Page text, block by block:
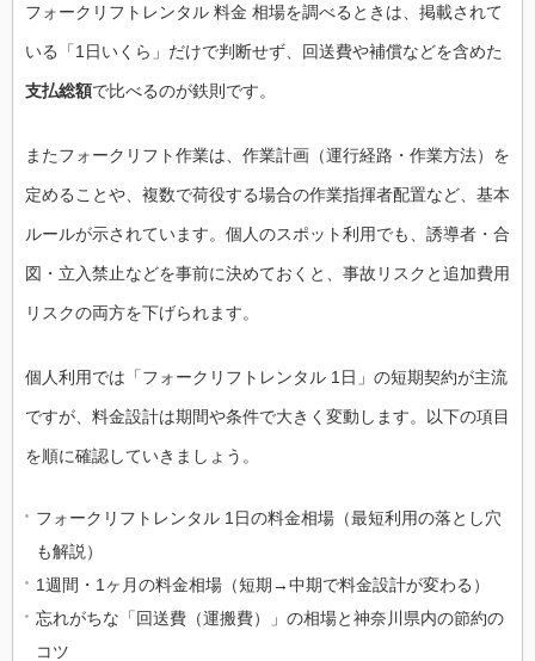
フォークリフトレンタル 料金 相場を調べるときは、掲載されて
いる「1日いくら」だけで判断せず、回送費や補償などを含めた
支払総額で比べるのが鉄則です。
またフォークリフト作業は、作業計画（運行経路・作業方法）を
定めることや、複数で荷役する場合の作業指揮者配置など、基本
ルールが示されています。個人のスポット利用でも、誘導者・合
図・立入禁止などを事前に決めておくと、事故リスクと追加費用
リスクの両方を下げられます。
個人利用では「フォークリフトレンタル 1日」の短期契約が主流
ですが、料金設計は期間や条件で大きく変動します。以下の項目
を順に確認していきましょう。
フォークリフトレンタル 1日の料金相場（最短利用の落とし穴
も解説）
1週間・1ヶ月の料金相場（短期→中期で料金設計が変わる）
忘れがちな「回送費（運搬費）」の相場と神奈川県内の節約の
コツ